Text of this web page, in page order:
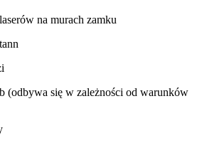
na murach zamku
(odbywa się w zależności od warunków